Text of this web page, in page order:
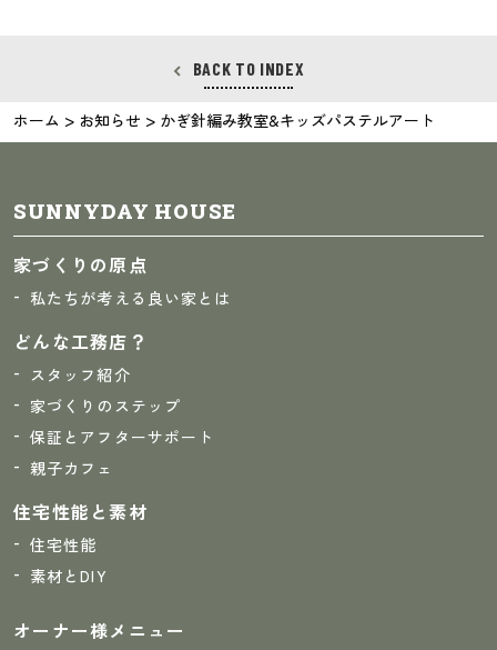
BACK TO INDEX
ホーム > お知らせ > かぎ針編み教室&キッズパステルアート
SUNNYDAY HOUSE
家づくりの原点
私たちが考える良い家とは
どんな工務店？
スタッフ紹介
家づくりのステップ
保証とアフターサポート
親子カフェ
住宅性能と素材
住宅性能
素材とDIY
オーナー様メニュー